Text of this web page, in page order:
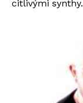
citlivými synthy.